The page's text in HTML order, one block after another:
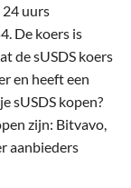
24 uurs
De koers is
de sUSDS koers
en heeft een
sUSDS kopen?
zijn: Bitvavo,
aanbieders